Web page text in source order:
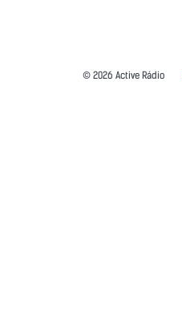
© 2026 Active Rádio